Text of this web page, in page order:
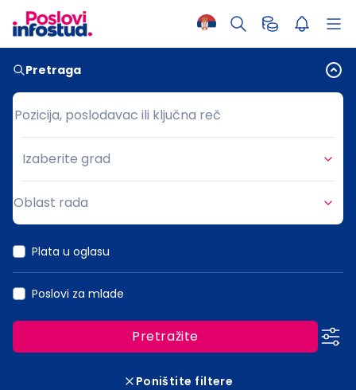
Pretraga
Pozicija, poslodavac ili ključna reč
Pozicija, poslodavac ili ključna reč
Grad
Izaberite grad
Oblast rada
Plata u oglasu
Poslovi za mlade
Pretražite
Poništite filtere